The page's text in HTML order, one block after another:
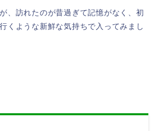
、訪れたのが昔過ぎて記憶がなく、初
くような新鮮な気持ちで入ってみまし